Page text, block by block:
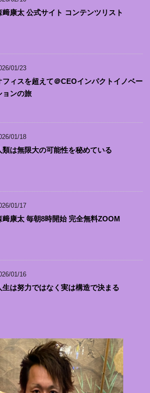
﨑康太 公式サイト コンテンツリスト
01/23
フィスを超えて＠CEOインパクトイノベー
ョンの旅
01/18
類は無限大の可能性を秘めている
01/17
﨑康太 毎朝8時開始 完全無料ZOOM
01/16
生は努力ではなく実は構造で決まる